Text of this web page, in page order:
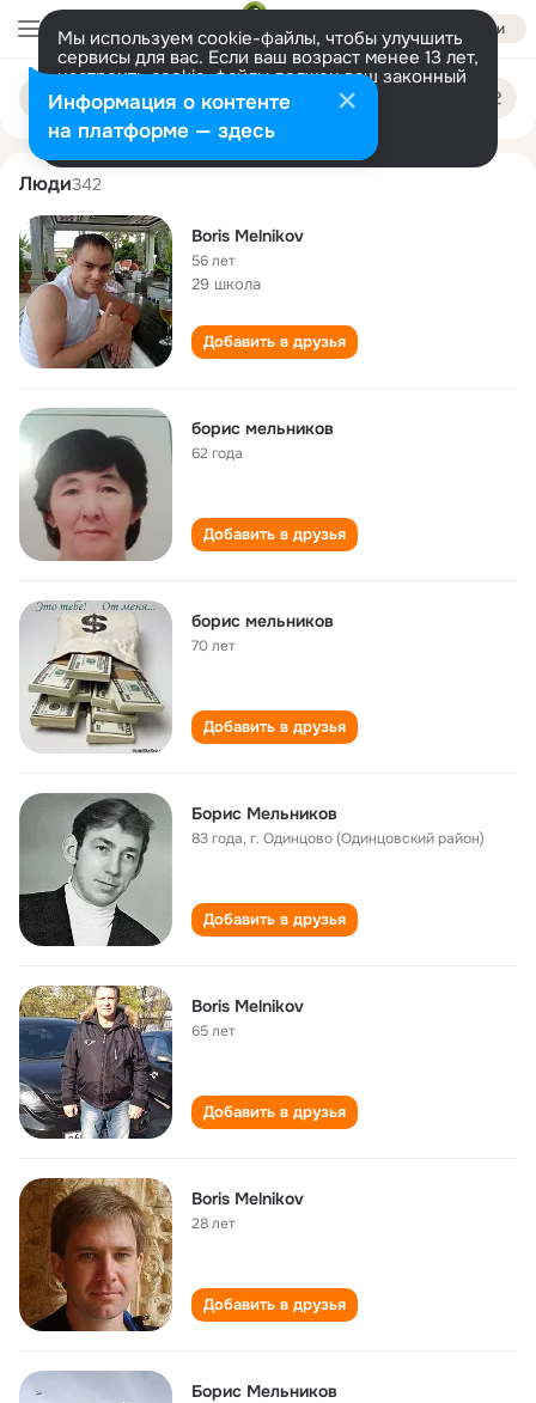
Войти
Мы используем cookie-файлы, чтобы улучшить
сервисы для вас. Если ваш возраст менее 13 лет,
настроить cookie-файлы должен ваш законный
представитель. Больше информации
Разрешить все Настроить
Поиск
людям
boris melnikov
Люди342
Boris Melnikov
56 лет
29 школа
Добавить в друзья
борис мельников
62 года
Добавить в друзья
борис мельников
70 лет
Добавить в друзья
Борис Мельников
83 года,г. Одинцово (Одинцовский район)
Добавить в друзья
Boris Melnikov
65 лет
Добавить в друзья
Boris Melnikov
28 лет
Добавить в друзья
Борис Мельников
Информация о контенте
на платформе — здесь